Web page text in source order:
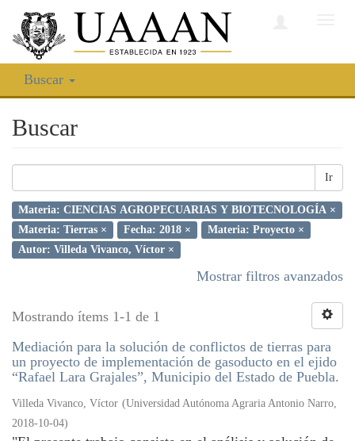
Buscar
Buscar
Ir
Materia: CIENCIAS AGROPECUARIAS Y BIOTECNOLOGÍA ×
Materia: Tierras ×
Fecha: 2018 ×
Materia: Proyecto ×
Autor: Villeda Vivanco, Víctor ×
Mostrar filtros avanzados
Mostrando ítems 1-1 de 1
Mediación para la solución de conflictos de tierras para
un proyecto de implementación de gasoducto en el ejido
“Rafael Lara Grajales”, Municipio del Estado de Puebla.
Villeda Vivanco, Víctor (Universidad Autónoma Agraria Antonio Narro,
2018-10-04)